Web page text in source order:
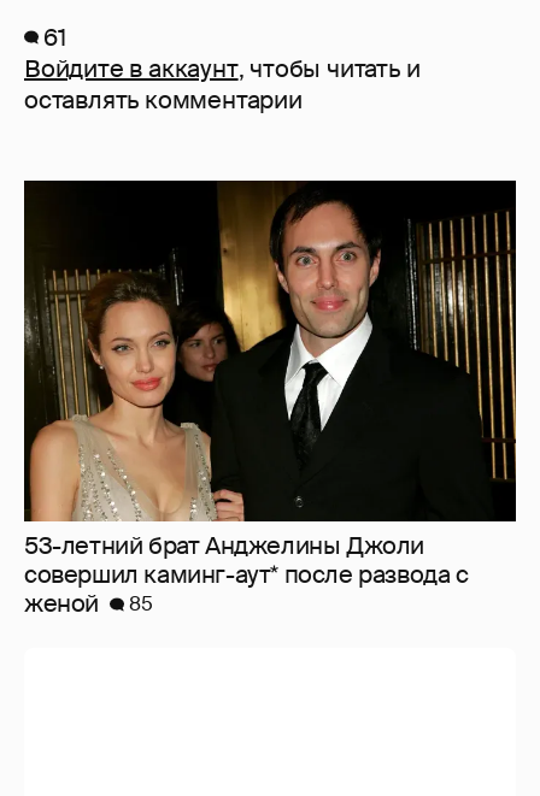
61
Войдите в аккаунт, чтобы читать и
оставлять комментарии
53-летний брат Анджелины Джоли
совершил каминг-аут* после развода с
женой
85